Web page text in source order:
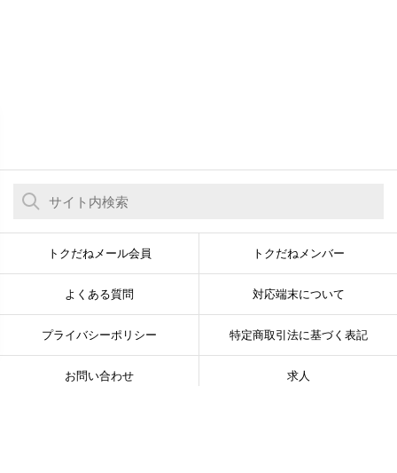
トクだねメール会員 トクだねメンバー
よくある質問 対応端末について
プライバシーポリシー 特定商取引法に基づく表記
お問い合わせ 求人